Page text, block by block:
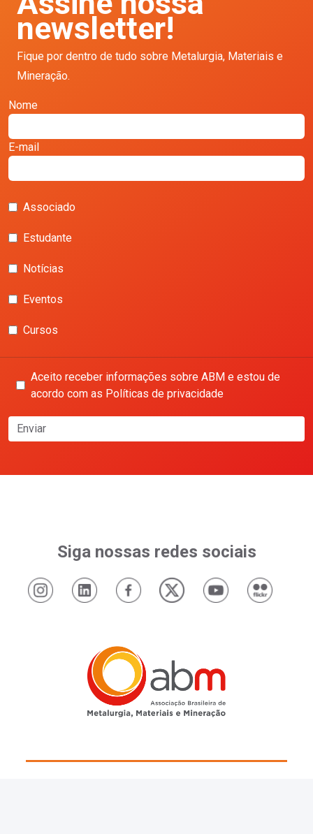
newsletter!
Fique por dentro de tudo sobre Metalurgia, Materiais e
Mineração.
Nome
E-mail
Associado
Estudante
Notícias
Eventos
Cursos
Aceito receber informações sobre ABM e estou de
acordo com as Políticas de privacidade
Enviar
Siga nossas redes sociais